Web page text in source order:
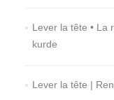
Lever la tête • La
kurde
Lever la tête |